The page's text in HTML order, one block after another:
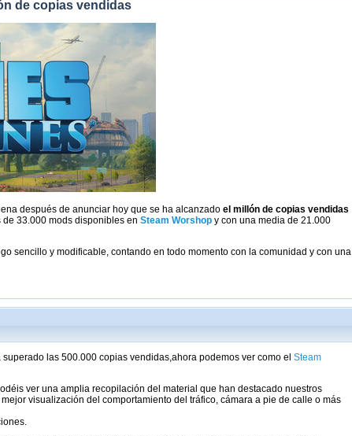
de copias vendidas
después de anunciar hoy que se ha alcanzadoel millón de copias vendidas
de 33.000 mods disponibles enSteam Worshop y con una media de 21.000
sencillo y modificable, contando en todo momento con la comunidad y con una
las 500.000 copias vendidas,ahora podemos ver como elSteam
ver una amplia recopilación del material que han destacado nuestros
visualización del comportamiento del tráfico, cámara a pie de calle o más